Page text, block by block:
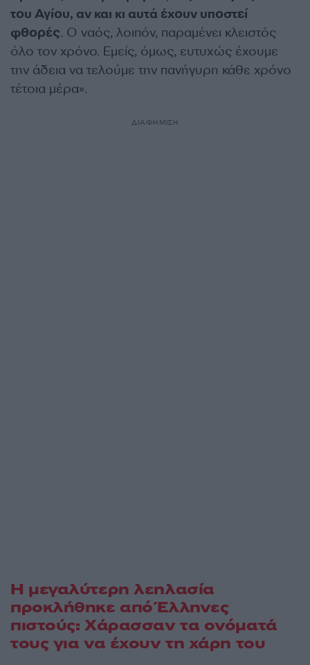
του Αγίου, αν και κι αυτά έχουν υποστεί
φθορές. Ο ναός, λοιπόν, παραμένει κλειστός
όλο τον χρόνο. Εμείς, όμως, ευτυχώς έχουμε
την άδεια να τελούμε την πανήγυρη κάθε χρόνο
τέτοια μέρα».
ΔΙΑΦΗΜΙΣΗ
Η μεγαλύτερη λεηλασία
προκλήθηκε από Έλληνες
πιστούς: Χάρασσαν τα ονόματά
τους για να έχουν τη χάρη του